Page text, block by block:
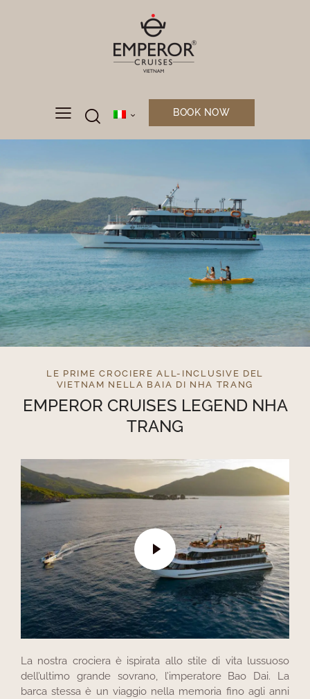
BOOK NOW
LE PRIME CROCIERE ALL-INCLUSIVE DEL
VIETNAM NELLA BAIA DI NHA TRANG
EMPEROR CRUISES LEGEND NHA
TRANG
La nostra crociera è ispirata allo stile di vita lussuoso
dell’ultimo grande sovrano, l’imperatore Bao Dai. La
barca stessa è un viaggio nella memoria fino agli anni